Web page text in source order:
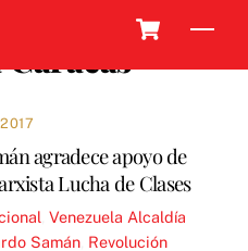
agradece apoyo de
Lucha de Clases
,Venezuela Alcaldía
Samán Revolución